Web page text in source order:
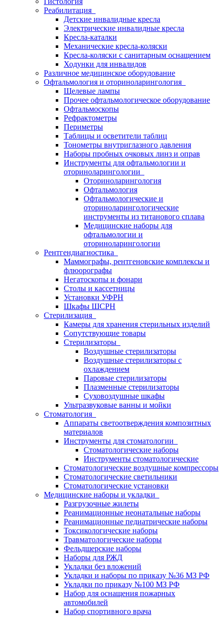
Реабилитация
Детские инвалидные кресла
Электрические инвалидные кресла
Кресла-каталки
Механические кресла-коляски
Кресла-коляски с санитарным оснащением
Ходунки для инвалидов
Различное медицинское оборудование
Офтальмология и оториноларингология
Щелевые лампы
Прочее офтальмологическое оборудование
Офтальмоскопы
Рефрактометры
Периметры
Таблицы и осветители таблиц
Тонометры внутриглазного давления
Наборы пробных очковых линз и оправ
Инструменты для офтальмологии и
оториноларингологии
Оториноларингология
Офтальмология
Офтальмологические и
оториноларингологические
инструменты из титанового сплава
Медицинские наборы для
офтальмологии и
оториноларингологии
Рентгендиагностика
Маммографы, рентгеновские комплексы и
флюорографы
Негатоскопы и фонари
Столы и кассетницы
Установки УФРН
Шкафы ШСРН
Стерилизация
Камеры для хранения стерильных изделий
Сопутствующие товары
Стерилизаторы
Воздушные стерилизаторы
Воздушные стерилизаторы с
охлаждением
Паровые стерилизаторы
Плазменные стерилизаторы
Суховоздушные шкафы
Ультразвуковые ванны и мойки
Стоматология
Аппараты светоотверждения композитных
материалов
Инструменты для стоматологии
Стоматологические наборы
Инструменты стоматологические
Стоматологические воздушные компрессоры
Стоматологические светильники
Стоматологические установки
Медицинские наборы и укладки
Разгрузочные жилеты
Реанимационные неонатальные наборы
Реанимационные педиатрические наборы
Токсикологические наборы
Травматологические наборы
Фельдшерские наборы
Наборы для РЖД
Укладки без вложений
Укладки и наборы по приказу №36 МЗ РФ
Укладки по приказу №100 МЗ РФ
Набор для оснащения пожарных
автомобилей
Набор спортивного врача